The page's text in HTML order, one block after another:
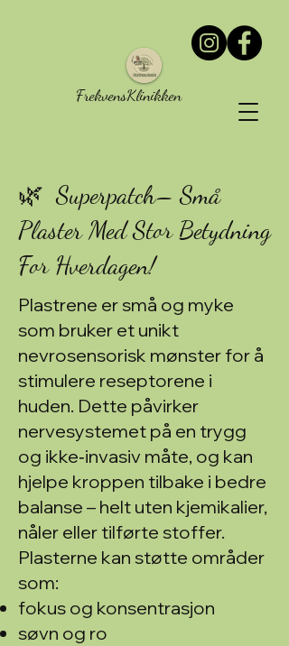
FrekvensKlinikken
🌿 Superpatch– Små
Plaster Med Stor Betydning
For Hverdagen!
Plastrene er små og myke
som bruker et unikt
nevrosensorisk mønster for å
stimulere reseptorene i
huden. Dette påvirker
nervesystemet på en trygg
og ikke‑invasiv måte, og kan
hjelpe kroppen tilbake i bedre
balanse – helt uten kjemikalier,
nåler eller tilførte stoffer.
Plasterne kan støtte områder
som:
fokus og konsentrasjon
søvn og ro